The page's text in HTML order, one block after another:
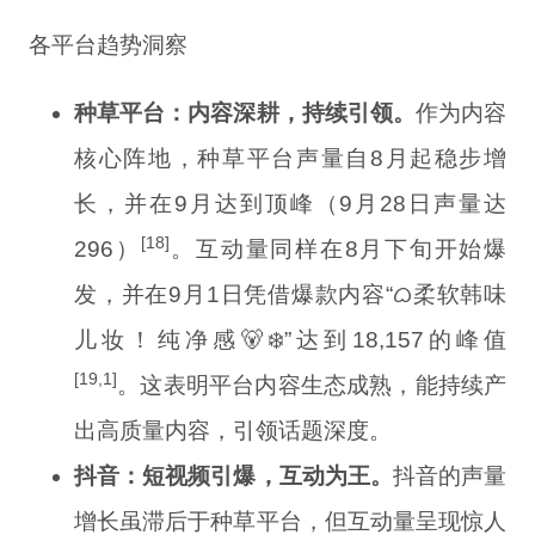
各平台趋势洞察
种草平台：内容深耕，持续引领。 作为内容
核心阵地，种草平台声量自8月起稳步增
长，并在9月达到顶峰（9月28日声量达
296）
[18] 。互动量同样在8月下旬开始爆
发，并在9月1日凭借爆款内容“ᜊ柔软韩味
儿妆！纯净感🐻‍❄️”达到18,157的峰值
[19,1]。这表明平台内容生态成熟，能持续产
出高质量内容，引领话题深度。
抖音：短视频引爆，互动为王。 抖音的声量
增长虽滞后于种草平台，但互动量呈现惊人